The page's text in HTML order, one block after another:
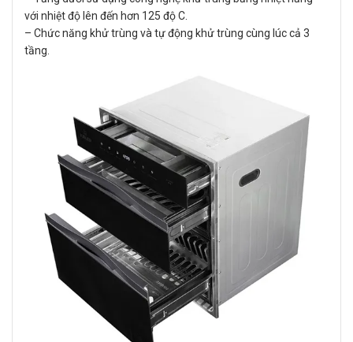
với nhiệt độ lên đến hơn 125 độ C.
– Chức năng khử trùng và tự động khử trùng cùng lúc cả 3
tầng.